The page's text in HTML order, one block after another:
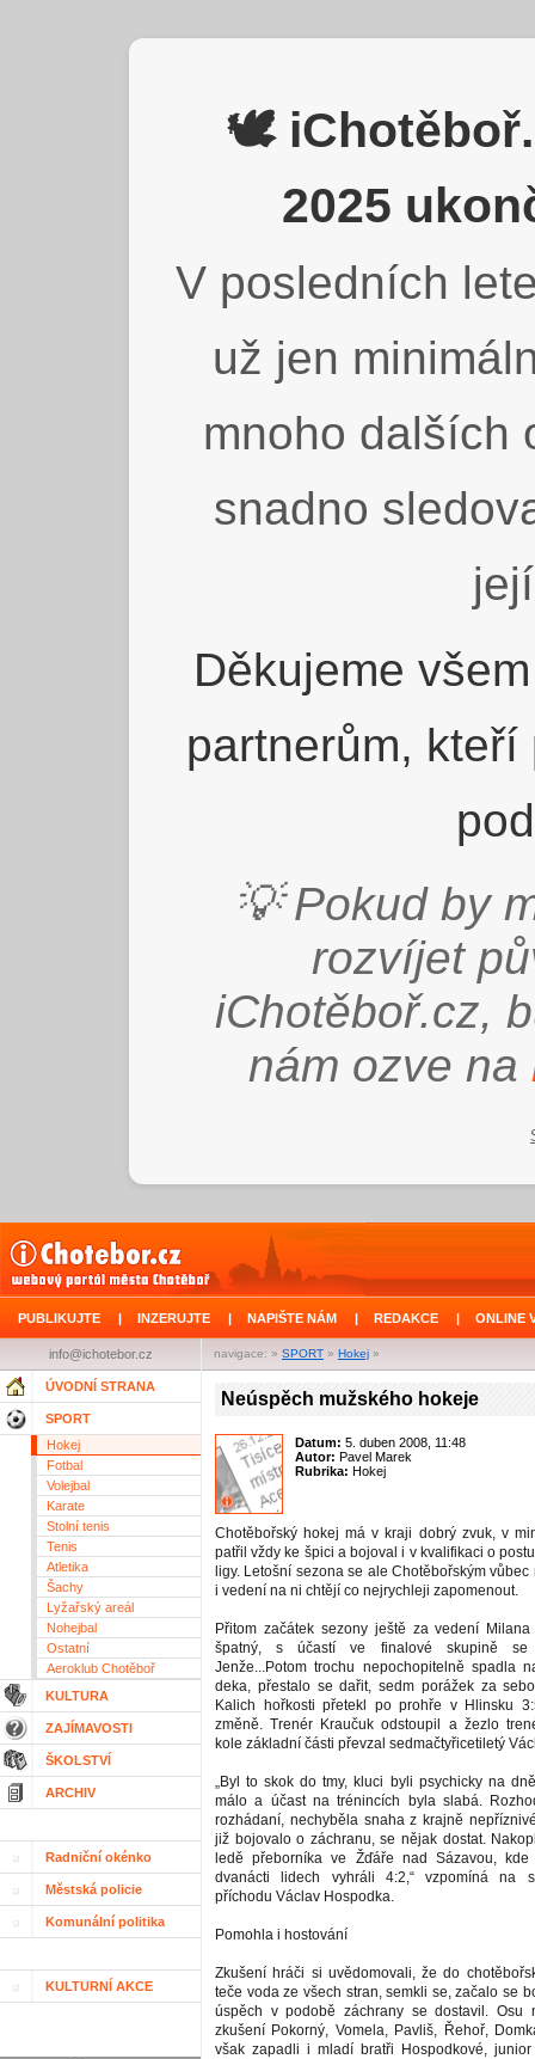
🕊️
2025
V posledních
už jen
mnoho dalších
snadno
Děkujeme
partnerům,
💡 Pokud by
rozvíjet
iChotěboř.cz,
nám ozve na
PUBLIKUJTE | INZERUJTE | NAPIŠTE NÁM | REDAKCE | ONLINE
navigace: » SPORT » Hokej »
info@ichotebor.cz
ÚVODNÍ STRANA
SPORT
Hokej
Fotbal
Volejbal
Karate
Stolní tenis
Tenis
Atletika
Šachy
Lyžařský areál
Nohejbal
Ostatní
Aeroklub Chotěboř
KULTURA
ZAJÍMAVOSTI
ŠKOLSTVÍ
ARCHIV
Radniční okénko
Městská policie
Komunální politika
KULTURNÍ AKCE
Neúspěch mužského hokeje
Datum: 5. duben 2008, 11:48
Autor: Pavel Marek
Rubrika: Hokej
Chotěbořský hokej má v kraji dobrý zvuk, v
patřil vždy ke špici a bojoval i v kvalifikaci o
ligy. Letošní sezona se ale Chotěbořským
i vedení na ni chtějí co nejrychleji zapomenout.
Přitom začátek sezony ještě za vedení
špatný, s účastí ve finalové skupině se
Jenže...Potom trochu nepochopitelně spadla
deka, přestalo se dařit, sedm porážek za
Kalich hořkosti přetekl po prohře v Hlinsku
změně. Trenér Kraučuk odstoupil a žezlo
kole základní části převzal sedmačtyřicetiletý
„Byl to skok do tmy, kluci byli psychicky na
málo a účast na trénincích byla slabá.
rozhádaní, nechyběla snaha z krajně
již bojovalo o záchranu, se nějak dostat.
ledě přeborníka ve Žďáře nad Sázavou,
dvanácti lidech vyhráli 4:2,“ vzpomíná na
příchodu Václav Hospodka.
Pomohla i hostování
Zkušení hráči si uvědomovali, že do
teče voda ze všech stran, semkli se, začalo se
úspěch v podobě záchrany se dostavil. Osu
zkušení Pokorný, Vomela, Pavliš, Řehoř,
však zapadli i mladí bratři Hospodkové,